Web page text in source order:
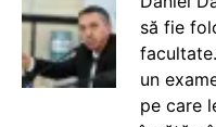
să fie
un
pe care